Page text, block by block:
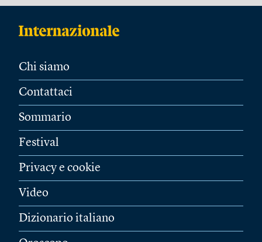
Chi siamo
Contattaci
Sommario
Festival
Privacy e cookie
Video
Dizionario italiano